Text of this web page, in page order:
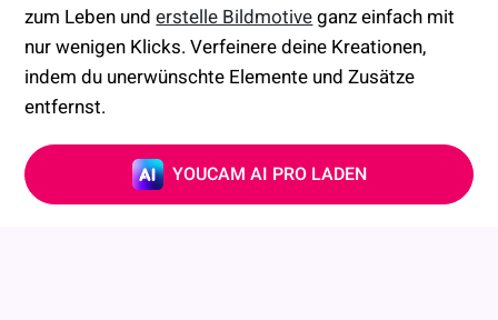
zum Leben understelle Bildmotive ganz einfach mit
nur wenigen Klicks. Verfeinere deine Kreationen,
indem du unerwünschte Elemente und Zusätze
entfernst.
YOUCAM AI PRO LADEN